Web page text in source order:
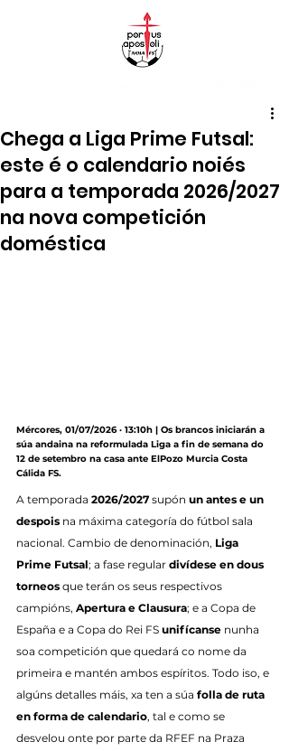
Chega a Liga Prime Futsal:
este é o calendario noiés
para a temporada 2026/2027
na nova competición
doméstica
Mércores, 01/07/2026 · 13:10h | Os brancos iniciarán a
súa andaina na reformulada Liga a fin de semana do
12 de setembro na casa ante ElPozo Murcia Costa
Cálida FS.
A temporada 2026/2027 supón un antes e un
despois na máxima categoría do fútbol sala
nacional. Cambio de denominación, Liga
Prime Futsal; a fase regular divídese en dous
torneos que terán os seus respectivos
campións, Apertura e Clausura; e a Copa de
España e a Copa do Rei FS unifícanse nunha
soa competición que quedará co nome da
primeira e mantén ambos espíritos. Todo iso, e
algúns detalles máis, xa ten a súa folla de ruta
en forma de calendario, tal e como se
desvelou onte por parte da RFEF na Praza